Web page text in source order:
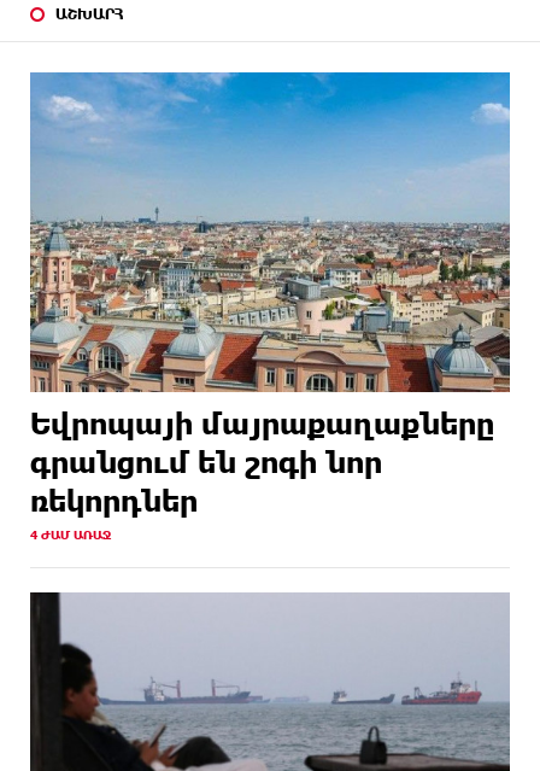
ԱՇԽԱՐՀ
Եվրոպայի մայրաքաղաքները
գրանցում են շոգի նոր
ռեկորդներ
4 ԺԱՄ ԱՌԱՋ